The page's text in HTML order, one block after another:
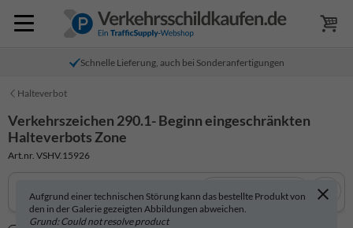
Schnelle Lieferung, auch bei Sonderanfertigungen
Halteverbot
Verkehrszeichen 290.1- Beginn eingeschränkten
Halteverbots Zone
Art.nr. VSHV.15926
Aufgrund einer technischen Störung kann das bestellte Produkt von
den in der Galerie gezeigten Abbildungen abweichen.
Grund: Could not resolve product
In 3D anzeigen